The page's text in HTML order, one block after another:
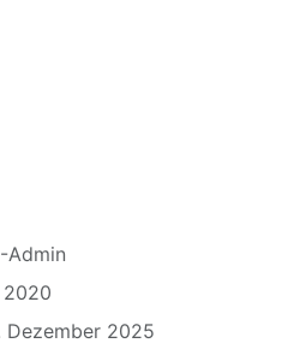
Admin
2020
Dezember 2025